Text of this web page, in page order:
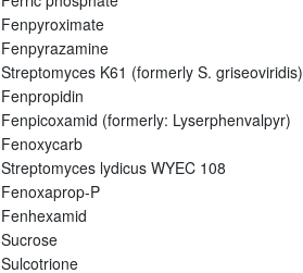
Fenpyroximate
Fenpyrazamine
Streptomyces K61 (formerly S. griseoviridis)
Fenpropidin
Fenpicoxamid (formerly: Lyserphenvalpyr)
Fenoxycarb
Streptomyces lydicus WYEC 108
Fenoxaprop-P
Fenhexamid
Sucrose
Sulcotrione